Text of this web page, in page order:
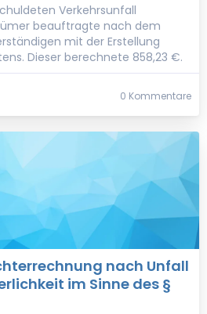
Verkehrsunfall
beauftragte nach dem
mit der Erstellung
Dieser berechnete 858,23 €.
0 Kommentare
nach Unfall
im Sinne des §